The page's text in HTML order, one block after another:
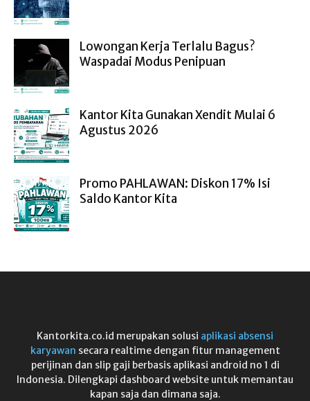
Lowongan Kerja Terlalu Bagus?
Waspadai Modus Penipuan
Kantor Kita Gunakan Xendit Mulai 6
Agustus 2026
Promo PAHLAWAN: Diskon 17% Isi
Saldo Kantor Kita
Kantorkita.co.id merupakan solusi aplikasi absensi
karyawan secara realtime dengan fitur management
perijinan dan slip gaji berbasis aplikasi android no 1 di
Indonesia. Dilengkapi dashboard website untuk memantau
kapan saja dan dimana saja.